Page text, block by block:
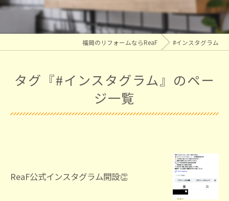
福岡のリフォームならReaF #インスタグラム
タグ『#インスタグラム』のペー
ジ一覧
ReaF公式インスタグラム開設👏